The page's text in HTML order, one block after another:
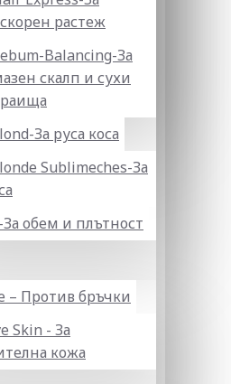
растеж
Balancing-За
скалп и сухи
За руса коса
Sublіmeches-За
обем и плътност
– Против бръчки
Skin - За
кожа